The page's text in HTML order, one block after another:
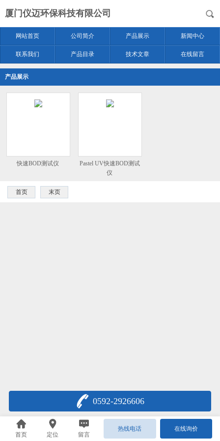
厦门仪迈环保科技有限公司
网站首页 公司简介 产品展示 新闻中心
联系我们 产品目录 技术文章 在线留言
产品展示
快速BOD测试仪
Pastel UV快速BOD测试
仪
首页 末页
0592-2926606
首页 定位 留言
热线电话 在线询价